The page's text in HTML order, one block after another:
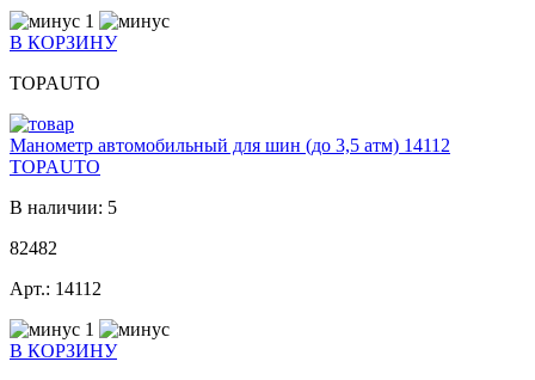
1
В КОРЗИНУ
TOPAUTO
Манометр автомобильный для шин (до 3,5 атм) 14112
TOPAUTO
В наличии: 5
82482
Арт.: 14112
1
В КОРЗИНУ